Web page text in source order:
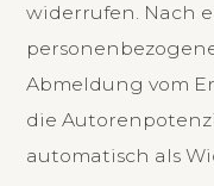
widerrufen. Nach
Abmeldung vom
die
automatisch als